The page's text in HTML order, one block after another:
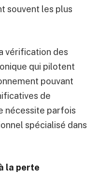
souvent les plus
vérification des
qui pilotent
pouvant
de
nécessite parfois
spécialisé dans
la perte